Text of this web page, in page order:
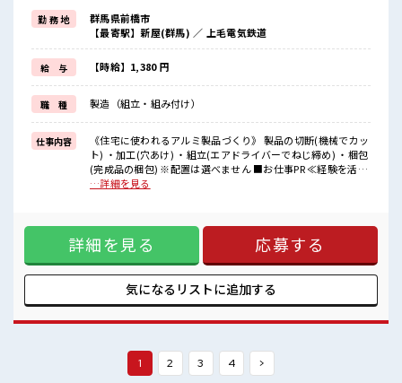
≪残業で収入アップ≫
高収入を希望される方にオススメ。
残業は月20時間以上あります♪
≪土日祝に休めるお仕事≫
家族と友人と一緒にプライベート満喫！
≪動きやすい制服アリ≫
制服があるので、
毎日の服装の悩み解消♪
制服通勤OK！
≪プライベート重視で収入アップ≫
生活スタイルに合わせた働き方もできる、
派遣のお仕事です！
鍵なしだけどお弁当など入れる個人ロッカーあり！
制服通勤がOK！
無料の駐車場完備！
残業も多めでがっちり高収入を目指せます！
勤 務 地
群馬県前橋市
【最寄駅】新屋(群馬) ／ 上毛電気鉄道
給 与 【時給】1,380 円
職 種 製造（組立・組み付け）
仕事内容
《住宅に使われるアルミ製品づくり》 製品の切断(機械でカッ
ト) ・加工(穴あけ) ・組立(エアドライバーでねじ締め) ・梱包
(完成品の梱包) ※配置は選べません ■お仕事PR ≪経験を活か
せる≫ これまでの経験を活かしませんか？ ブランクがあって
時間以上あります♪ ≪土日祝に休めるお仕事≫ 家族と友人と
一緒にプライベート満喫！ ≪動きやすい制服アリ≫ 制服があ
るので、 毎日の服装の悩み解消♪ 制服通勤OK！ ≪プライベ
ート重視で収入アップ≫ 生活スタイルに合わせた働き方もで
きる、 派遣のお仕事です！ ■職場の雰囲気 休憩時間にゆっく
りできるスペース完備！ 鍵なしだけどお弁当など入れる個人
多めでがっちり高収入を目指せます！
…詳細を見る
詳細を見る 応募する
気になるリストに追加する
1 2 3 4 >